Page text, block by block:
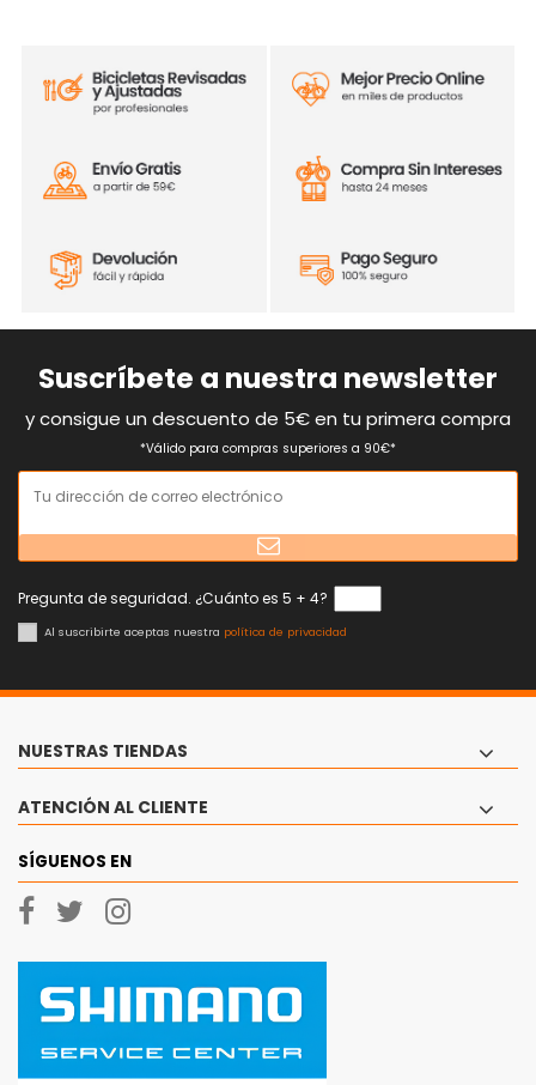
Suscríbete a nuestra newsletter
y consigue un descuento de 5€ en tu primera compra
*Válido para compras superiores a 90€*
Pregunta de seguridad. ¿Cuánto es 5 + 4?
Al suscribirte aceptas nuestra política de privacidad
NUESTRAS TIENDAS
ATENCIÓN AL CLIENTE
SÍGUENOS EN